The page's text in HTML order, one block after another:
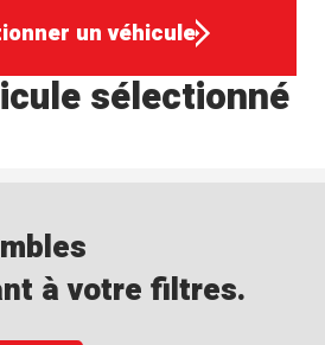
un véhicule
sélectionné
à votre filtres.